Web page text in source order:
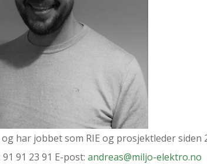
har jobbet som RIE og prosjektleder siden
91 23 91 E-post: andreas@miljo-elektro.no